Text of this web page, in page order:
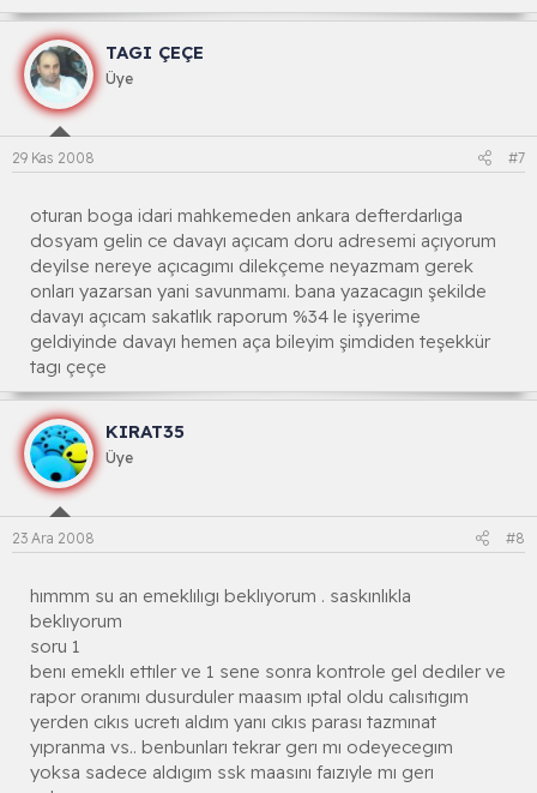
TAGI ÇEÇE
Üye
29 Kas 2008 #7
oturan boga idari mahkemeden ankara defterdarlıga
dosyam gelin ce davayı açıcam doru adresemi açıyorum
deyilse nereye açıcagımı dilekçeme neyazmam gerek
onları yazarsan yani savunmamı. bana yazacagın şekilde
davayı açıcam sakatlık raporum %34 le işyerime
geldiyinde davayı hemen aça bileyim şimdiden teşekkür
tagı çeçe
KIRAT35
Üye
23 Ara 2008 #8
hımmm su an emeklılıgı beklıyorum . saskınlıkla
beklıyorum
soru 1
benı emeklı ettıler ve 1 sene sonra kontrole gel dedıler ve
rapor oranımı dusurduler maasım ıptal oldu calısıtıgım
yerden cıkıs ucretı aldım yanı cıkıs parası tazmınat
yıpranma vs.. benbunları tekrar gerı mı odeyecegım
yoksa sadece aldıgım ssk maasını faızıyle mı gerı